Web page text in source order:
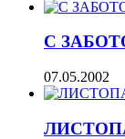
С
07.05.2002